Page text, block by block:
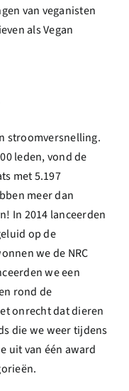
van veganisten
als Vegan
stroomversnelling.
leden, vond de
met 5.197
meer dan
In 2014 lanceerden
op de
we de NRC
we een
rond de
onrecht dat dieren
die we weer tijdens
uit van één award